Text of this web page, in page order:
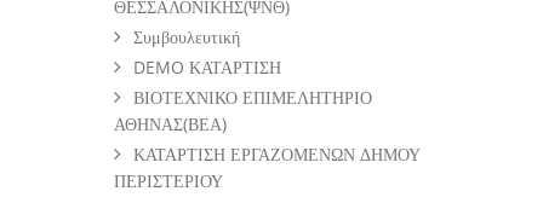
ΘΕΣΣΑΛΟΝΙΚΗΣ(ΨΝΘ)
Συμβουλευτική
DEMO ΚΑΤΑΡΤΙΣΗ
ΒΙΟΤΕΧΝΙΚΟ ΕΠΙΜΕΛΗΤΗΡΙΟ
ΑΘΗΝΑΣ(ΒΕΑ)
ΚΑΤΑΡΤΙΣΗ ΕΡΓΑΖΟΜΕΝΩΝ ΔΗΜΟΥ
ΠΕΡΙΣΤΕΡΙΟΥ